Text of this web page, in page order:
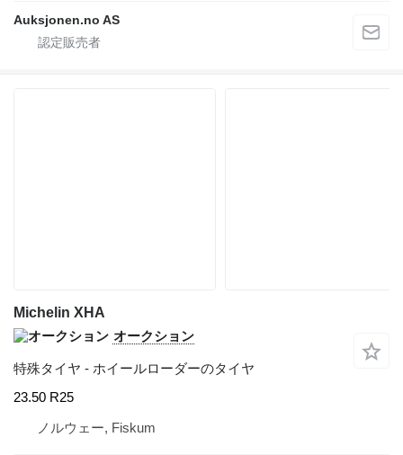
Auksjonen.no AS
Michelin XHA
オークション
特殊タイヤ - ホイールローダーのタイヤ
23.50 R25
ノルウェー, Fiskum